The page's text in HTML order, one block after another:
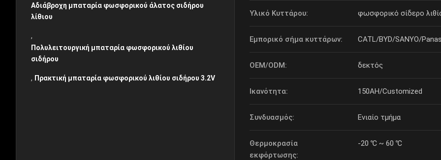
Αδιάβροχη μπαταρία φωσφορικού άλατος σιδήρου
λίθιου
,
Πολυλειτουργική μπαταρία φωσφορικού λιθίου
σιδήρου
, Πρακτική μπαταρία φωσφορικού λιθίου σιδήρου 3.2V
Υλικό Κυττάρου: φωσφορικό σίδερο
Εμπορικό σήμα κυττάρων: CATL/BYD/SANYO/
OEM/ODM: δεκτός
Ικανότητα: 150AH/Customized
Συνδυασμός: Ενιαίο τμήμα
Θερμοκρασία
εκφόρτωσης:
-20 ℃ ~ 60 ℃